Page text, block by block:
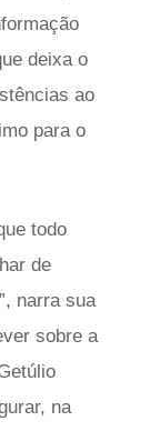
deixa o
ao
para o
todo
de
narra sua
sobre a
na